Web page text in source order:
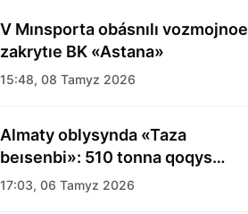
V Mınsporta obásnılı vozmojnoe
zakrytıe BK «Astana»
15:48, 08 Tamyz 2026
Almaty oblysynda «Taza
beısenbi»: 510 tonna qoqys
shyǵaryldy
17:03, 06 Tamyz 2026